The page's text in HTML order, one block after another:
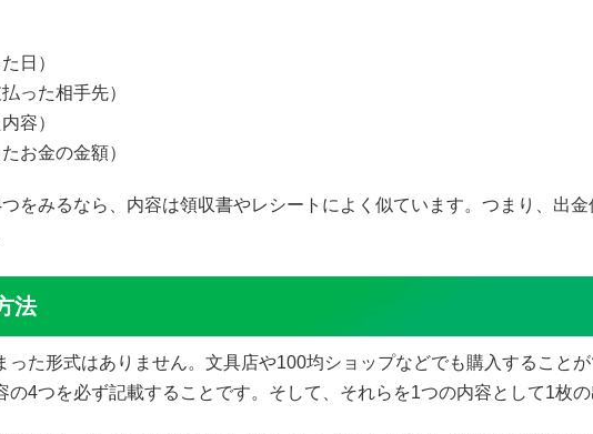
日）
った相手先）
容）
お金の金額）
をみるなら、内容は領収書やレシートによく似ています。つまり、出
法
った形式はありません。文具店や100均ショップなどでも購入すること
の4つを必ず記載することです。そして、それらを1つの内容として1枚の